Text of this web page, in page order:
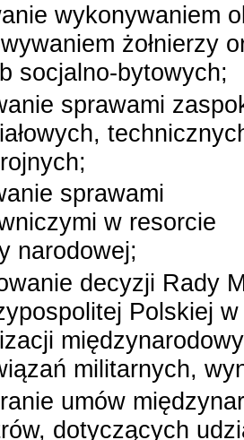
wykonywaniem
żołnierzy
socjalno-bytowych;
sprawami
sprawami
w resorcie
narodowej;
decyzji Rady
Polskiej
militarnych,
umów
dotyczących